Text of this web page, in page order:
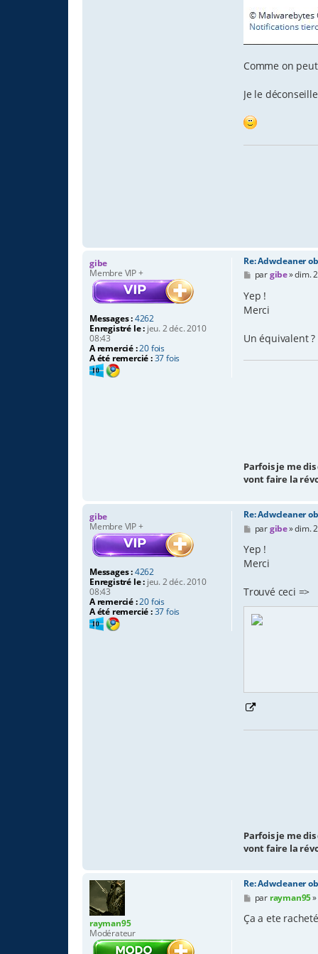
Comme on
Je le
gibe
Membre VIP +
Messages :4262
Enregistré le : jeu. 2 déc. 2010
08:43
A remercié :20 fois
A été remercié :37 fois
Re: Adwcleaner
M
e
s
s
a
pargibe»dim.
Yep !
Merci
Un équivalent ?
Parfois je me
vont faire la
gibe
Membre VIP +
Messages :4262
Enregistré le : jeu. 2 déc. 2010
08:43
A remercié :20 fois
A été remercié :37 fois
Re: Adwcleaner
M
e
s
s
a
e
pargibe»dim.
Yep !
Merci
Trouvé ceci =>
Parfois je me
vont faire la
rayman95
Modérateur
Re: Adwcleaner
M
e
s
par rayman95»
Ça a ete